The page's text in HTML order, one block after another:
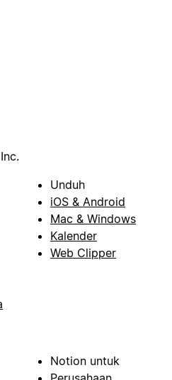
Unduh
iOS & Android
Mac & Windows
Kalender
Web Clipper
Notion untuk